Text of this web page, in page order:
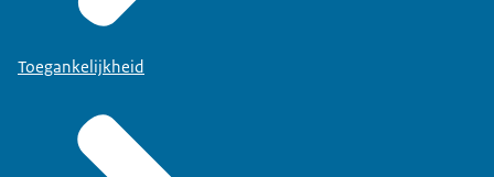
Toegankelijkheid